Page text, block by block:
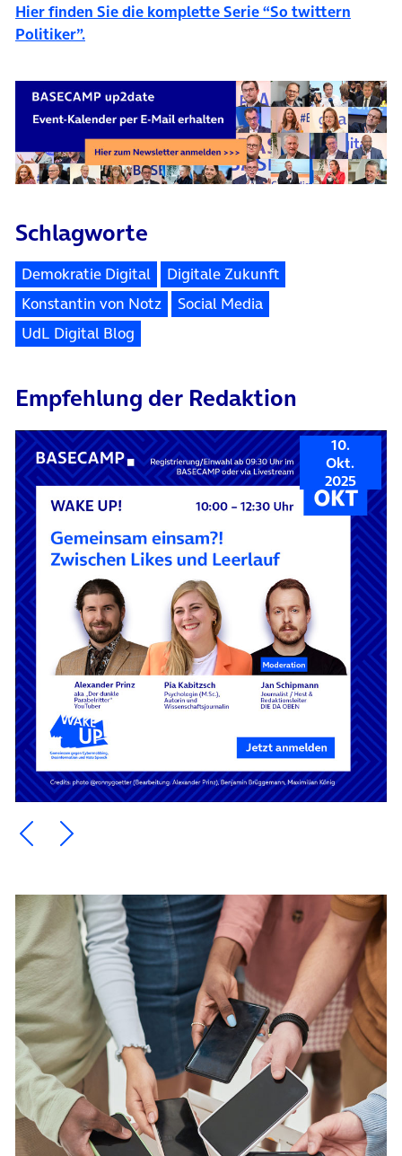
Hier finden Sie die komplette Serie “So twittern
Politiker”.(öffnet in neuem Tab)
Schlagworte
Demokratie Digital
Digitale Zukunft
Konstantin von Notz
Social Media
UdL Digital Blog
Empfehlung der Redaktion
10.
Okt.
2025
Ein Element zurück blättern
Ein Element weiter blättern